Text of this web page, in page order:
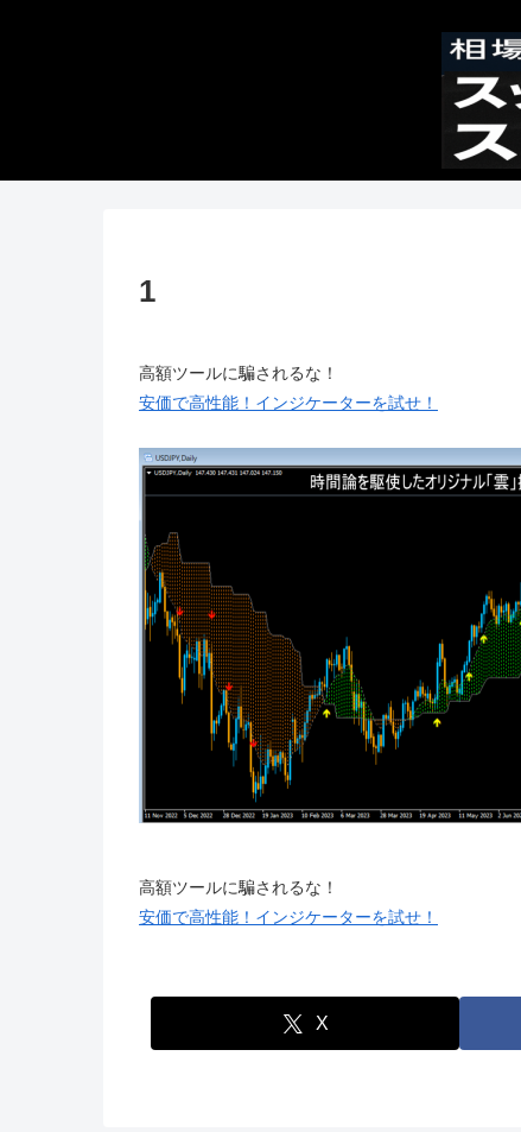
1
高額ツールに騙されるな！
安価で高性能！インジケーターを試せ！
高額ツールに騙されるな！
安価で高性能！インジケーターを試せ！
X